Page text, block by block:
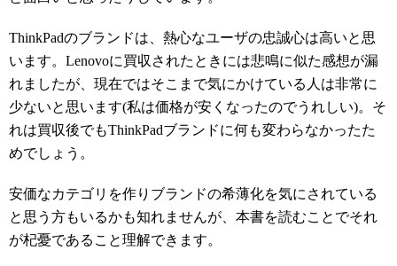
ThinkPadのブランドは、熱心なユーザの忠誠心は高いと思
います。Lenovoに買収されたときには悲鳴に似た感想が漏
れましたが、現在ではそこまで気にかけている人は非常に
少ないと思います(私は価格が安くなったのでうれしい)。そ
れは買収後でもThinkPadブランドに何も変わらなかったた
めでしょう。
安価なカテゴリを作りブランドの希薄化を気にされている
と思う方もいるかも知れませんが、本書を読むことでそれ
が杞憂であること理解できます。